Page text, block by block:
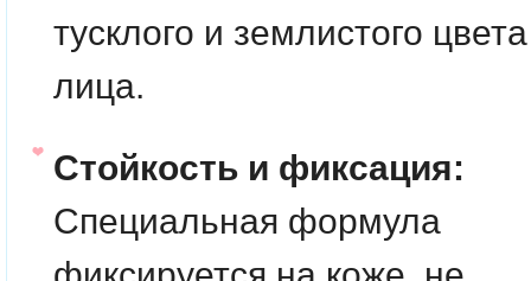
тусклого и землистого цвета
лица.
Стойкость и фиксация:
Специальная формула